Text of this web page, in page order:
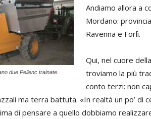
due Pellenc trainate.
Andiamo allora a
Mordano:
Ravenna e Forlì.
Qui, nel cuore
troviamo la più
conto terzi: non
ma terra battuta. «In realtà un po’ di
di pensare a quello dobbiamo